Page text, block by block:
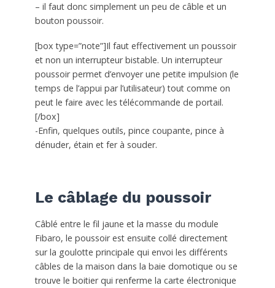
– il faut donc simplement un peu de câble et un
bouton poussoir.
[box type=”note”]Il faut effectivement un poussoir
et non un interrupteur bistable. Un interrupteur
poussoir permet d’envoyer une petite impulsion (le
temps de l’appui par l’utilisateur) tout comme on
peut le faire avec les télécommande de portail.
[/box]
-Enfin, quelques outils, pince coupante, pince à
dénuder, étain et fer à souder.
Le câblage du poussoir
Câblé entre le fil jaune et la masse du module
Fibaro, le poussoir est ensuite collé directement
sur la goulotte principale qui envoi les différents
câbles de la maison dans la baie domotique ou se
trouve le boitier qui renferme la carte électronique